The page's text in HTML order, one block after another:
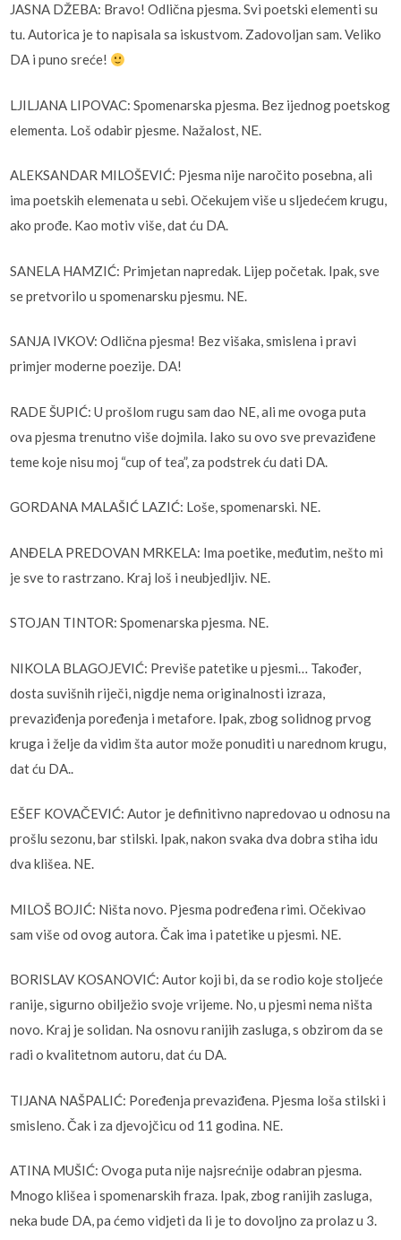
JASNA DŽEBA: Bravo! Odlična pjesma. Svi poetski elementi su
tu. Autorica je to napisala sa iskustvom. Zadovoljan sam. Veliko
DA i puno sreće!
LJILJANA LIPOVAC: Spomenarska pjesma. Bez ijednog poetskog
elementa. Loš odabir pjesme. Nažalost, NE.
ALEKSANDAR MILOŠEVIĆ: Pjesma nije naročito posebna, ali
ima poetskih elemenata u sebi. Očekujem više u sljedećem krugu,
ako prođe. Kao motiv više, dat ću DA.
SANELA HAMZIĆ: Primjetan napredak. Lijep početak. Ipak, sve
se pretvorilo u spomenarsku pjesmu. NE.
SANJA IVKOV: Odlična pjesma! Bez višaka, smislena i pravi
primjer moderne poezije. DA!
RADE ŠUPIĆ: U prošlom rugu sam dao NE, ali me ovoga puta
ova pjesma trenutno više dojmila. Iako su ovo sve prevaziđene
teme koje nisu moj “cup of tea”, za podstrek ću dati DA.
GORDANA MALAŠIĆ LAZIĆ: Loše, spomenarski. NE.
ANĐELA PREDOVAN MRKELA: Ima poetike, međutim, nešto mi
je sve to rastrzano. Kraj loš i neubjedljiv. NE.
STOJAN TINTOR: Spomenarska pjesma. NE.
NIKOLA BLAGOJEVIĆ: Previše patetike u pjesmi… Također,
dosta suvišnih riječi, nigdje nema originalnosti izraza,
prevaziđenja poređenja i metafore. Ipak, zbog solidnog prvog
kruga i želje da vidim šta autor može ponuditi u narednom krugu,
dat ću DA..
EŠEF KOVAČEVIĆ: Autor je definitivno napredovao u odnosu na
prošlu sezonu, bar stilski. Ipak, nakon svaka dva dobra stiha idu
dva klišea. NE.
MILOŠ BOJIĆ: Ništa novo. Pjesma podređena rimi. Očekivao
sam više od ovog autora. Čak ima i patetike u pjesmi. NE.
BORISLAV KOSANOVIĆ: Autor koji bi, da se rodio koje stoljeće
ranije, sigurno obilježio svoje vrijeme. No, u pjesmi nema ništa
novo. Kraj je solidan. Na osnovu ranijih zasluga, s obzirom da se
radi o kvalitetnom autoru, dat ću DA.
TIJANA NAŠPALIĆ: Poređenja prevaziđena. Pjesma loša stilski i
smisleno. Čak i za djevojčicu od 11 godina. NE.
ATINA MUŠIĆ: Ovoga puta nije najsrećnije odabran pjesma.
Mnogo klišea i spomenarskih fraza. Ipak, zbog ranijih zasluga,
neka bude DA, pa ćemo vidjeti da li je to dovoljno za prolaz u 3.